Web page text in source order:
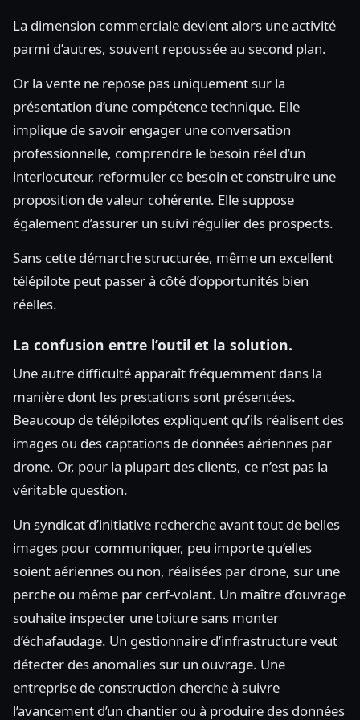
La dimension commerciale devient alors une activité
parmi d’autres, souvent repoussée au second plan.
Or la vente ne repose pas uniquement sur la
présentation d’une compétence technique. Elle
implique de savoir engager une conversation
professionnelle, comprendre le besoin réel d’un
interlocuteur, reformuler ce besoin et construire une
proposition de valeur cohérente. Elle suppose
également d’assurer un suivi régulier des prospects.
Sans cette démarche structurée, même un excellent
télépilote peut passer à côté d’opportunités bien
réelles.
La confusion entre l’outil et la solution.
Une autre difficulté apparaît fréquemment dans la
manière dont les prestations sont présentées.
Beaucoup de télépilotes expliquent qu’ils réalisent des
images ou des captations de données aériennes par
drone. Or, pour la plupart des clients, ce n’est pas la
véritable question.
Un syndicat d’initiative recherche avant tout de belles
images pour communiquer, peu importe qu’elles
soient aériennes ou non, réalisées par drone, sur une
perche ou même par cerf-volant. Un maître d’ouvrage
souhaite inspecter une toiture sans monter
d’échafaudage. Un gestionnaire d’infrastructure veut
détecter des anomalies sur un ouvrage. Une
entreprise de construction cherche à suivre
l’avancement d’un chantier ou à produire des données